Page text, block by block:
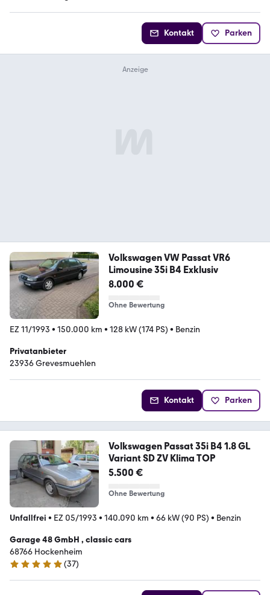
Kontakt Parken
Volkswagen VW Passat VR6
Limousine 35i B4 Exklusiv
8.000 €
Ohne Bewertung
EZ 11/1993 • 150.000 km • 128 kW (174 PS) • Benzin
Privatanbieter
23936 Grevesmuehlen
Kontakt Parken
Volkswagen Passat 35i B4 1.8 GL
Variant SD ZV Klima TOP
5.500 €
Ohne Bewertung
Unfallfrei • EZ 05/1993 • 140.090 km • 66 kW (90 PS) • Benzin
Garage 48 GmbH , classic cars
68766 Hockenheim
5 Sterne
(37)